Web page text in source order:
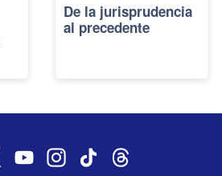
De la jurisprudencia
al precedente